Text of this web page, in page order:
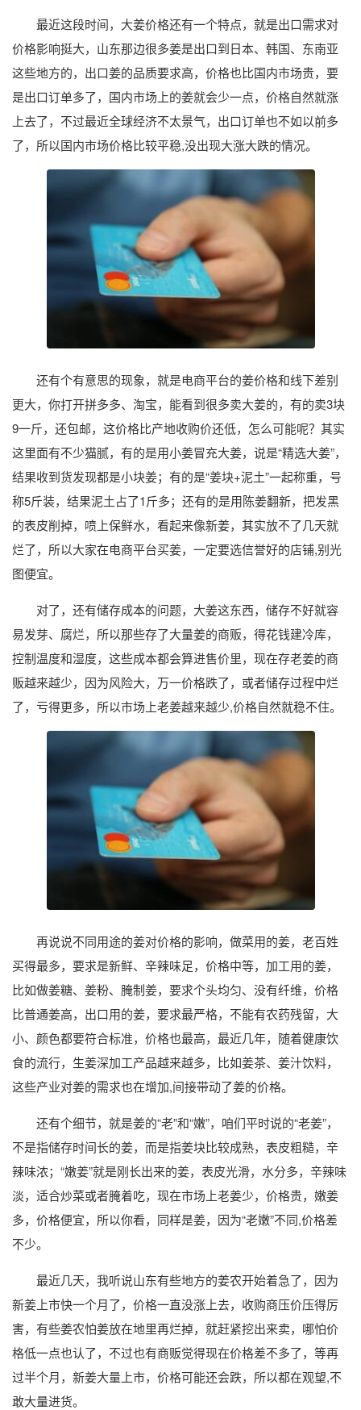
最近这段时间，大姜价格还有一个特点，就是出口需求对
价格影响挺大，山东那边很多姜是出口到日本、韩国、东南亚
这些地方的，出口姜的品质要求高，价格也比国内市场贵，要
是出口订单多了，国内市场上的姜就会少一点，价格自然就涨
上去了，不过最近全球经济不太景气，出口订单也不如以前多
了，所以国内市场价格比较平稳,没出现大涨大跌的情况。
还有个有意思的现象，就是电商平台的姜价格和线下差别
更大，你打开拼多多、淘宝，能看到很多卖大姜的，有的卖3块
9一斤，还包邮，这价格比产地收购价还低，怎么可能呢？其实
这里面有不少猫腻，有的是用小姜冒充大姜，说是“精选大姜”，
结果收到货发现都是小块姜；有的是“姜块+泥土”一起称重，号
称5斤装，结果泥土占了1斤多；还有的是用陈姜翻新，把发黑
的表皮削掉，喷上保鲜水，看起来像新姜，其实放不了几天就
烂了，所以大家在电商平台买姜，一定要选信誉好的店铺,别光
图便宜。
对了，还有储存成本的问题，大姜这东西，储存不好就容
易发芽、腐烂，所以那些存了大量姜的商贩，得花钱建冷库，
控制温度和湿度，这些成本都会算进售价里，现在存老姜的商
贩越来越少，因为风险大，万一价格跌了，或者储存过程中烂
了，亏得更多，所以市场上老姜越来越少,价格自然就稳不住。
再说说不同用途的姜对价格的影响，做菜用的姜，老百姓
买得最多，要求是新鲜、辛辣味足，价格中等，加工用的姜，
比如做姜糖、姜粉、腌制姜，要求个头均匀、没有纤维，价格
比普通姜高，出口用的姜，要求最严格，不能有农药残留，大
小、颜色都要符合标准，价格也最高，最近几年，随着健康饮
食的流行，生姜深加工产品越来越多，比如姜茶、姜汁饮料，
这些产业对姜的需求也在增加,间接带动了姜的价格。
还有个细节，就是姜的“老”和“嫩”，咱们平时说的“老姜”，
不是指储存时间长的姜，而是指姜块比较成熟，表皮粗糙，辛
辣味浓；“嫩姜”就是刚长出来的姜，表皮光滑，水分多，辛辣味
淡，适合炒菜或者腌着吃，现在市场上老姜少，价格贵，嫩姜
多，价格便宜，所以你看，同样是姜，因为“老嫩”不同,价格差
不少。
最近几天，我听说山东有些地方的姜农开始着急了，因为
新姜上市快一个月了，价格一直没涨上去，收购商压价压得厉
害，有些姜农怕姜放在地里再烂掉，就赶紧挖出来卖，哪怕价
格低一点也认了，不过也有商贩觉得现在价格差不多了，等再
过半个月，新姜大量上市，价格可能还会跌，所以都在观望,不
敢大量进货。